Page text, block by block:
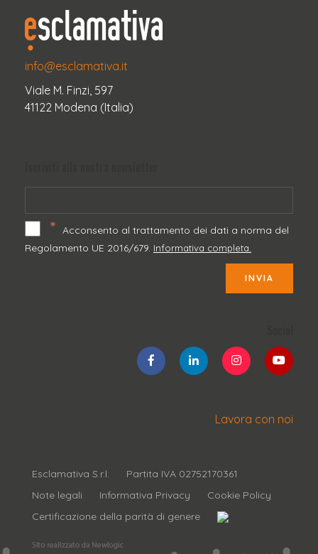
info@esclamativa.it
Viale M. Finzi, 597
41122 Modena (Italia)
* Acconsento al trattamento dei dati a norma del
Regolamento UE 2016/679. Informativa completa.
INVIA
Lavora con noi
Esclamativa S.r.l.
Partita IVA 02752170361
Note legali
Informativa Privacy
Cookie Policy
Certificazione della parità di genere